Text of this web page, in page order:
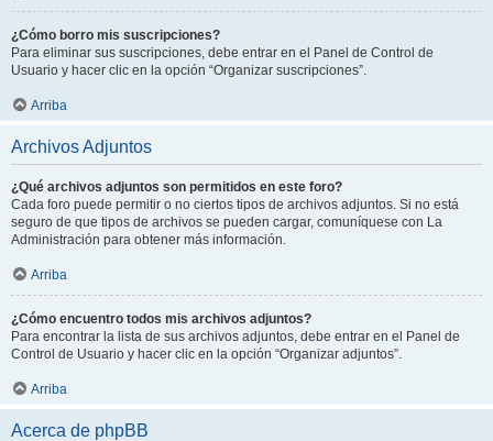
¿Cómo borro mis suscripciones?
Para eliminar sus suscripciones, debe entrar en el Panel de Control de
Usuario y hacer clic en la opción “Organizar suscripciones”.
Arriba
Archivos Adjuntos
¿Qué archivos adjuntos son permitidos en este foro?
Cada foro puede permitir o no ciertos tipos de archivos adjuntos. Si no está
seguro de que tipos de archivos se pueden cargar, comuníquese con La
Administración para obtener más información.
Arriba
¿Cómo encuentro todos mis archivos adjuntos?
Para encontrar la lista de sus archivos adjuntos, debe entrar en el Panel de
Control de Usuario y hacer clic en la opción “Organizar adjuntos”.
Arriba
Acerca de phpBB